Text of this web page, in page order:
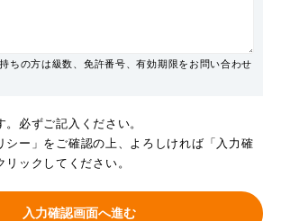
ちの方は級数、免許番号、有効期限をお問い合わせ
。必ずご記入ください。
シー 」をご確認の上、よろしければ「入力確
ックしてください。
入力確認画面へ進む